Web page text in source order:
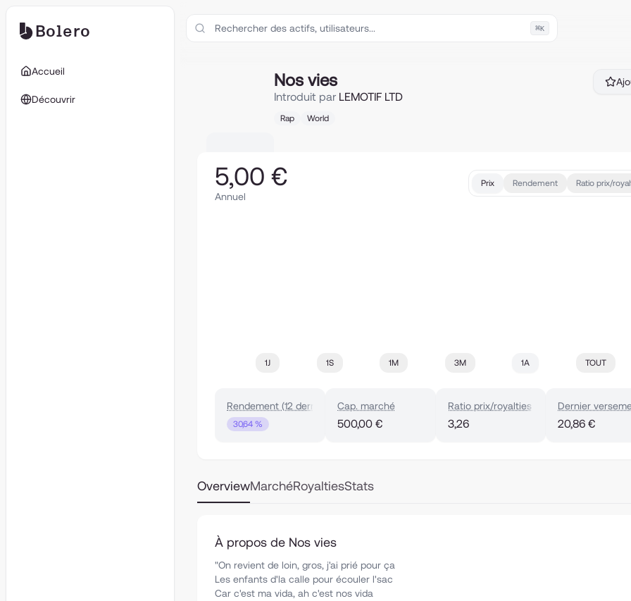
Bolero
Accueil
Découvrir
⌘K
Nos vies
Introduit par LEMOTIF LTD
Rap World
5,00 €
Annuel
Prix Rendement Ratio prix/
1J 1S 1M 3M 1A TOUT
Rendement (12 dern. mois)
30,64 %
Cap. marché
500,00 €
Ratio prix/royalties
3,26
Dernier
20,86 €
OverviewMarchéRoyaltiesStats
À propos de Nos vies
"On revient de loin, gros, j'ai prié pour ça
Les enfants d'la calle pour écouler l'sac
Car c'est ma vida, ah c'est nos vida